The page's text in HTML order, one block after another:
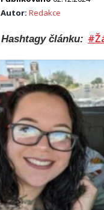
Autor: Redakce
Hashtagy článku: